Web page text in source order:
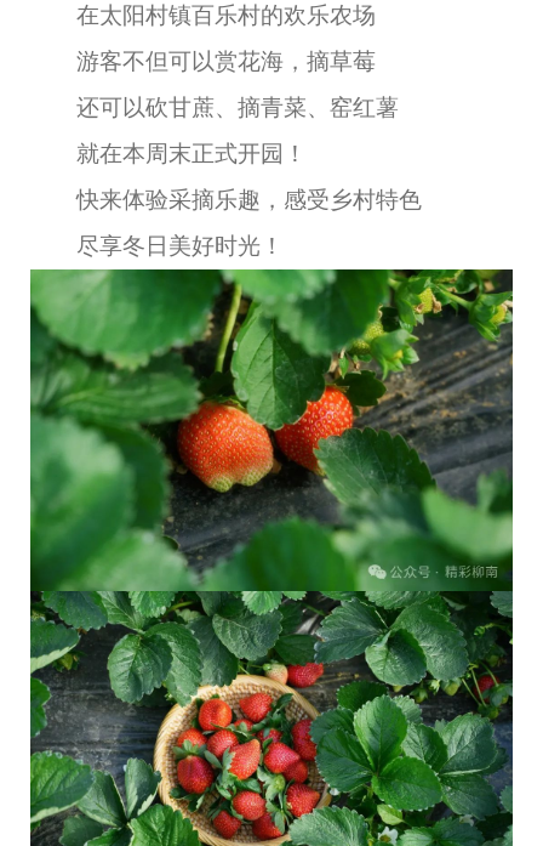
在太阳村镇百乐村的欢乐农场
游客不但可以赏花海，摘草莓
还可以砍甘蔗、摘青菜、窑红薯
就在本周末正式开园！
快来体验采摘乐趣，感受乡村特色
尽享冬日美好时光！